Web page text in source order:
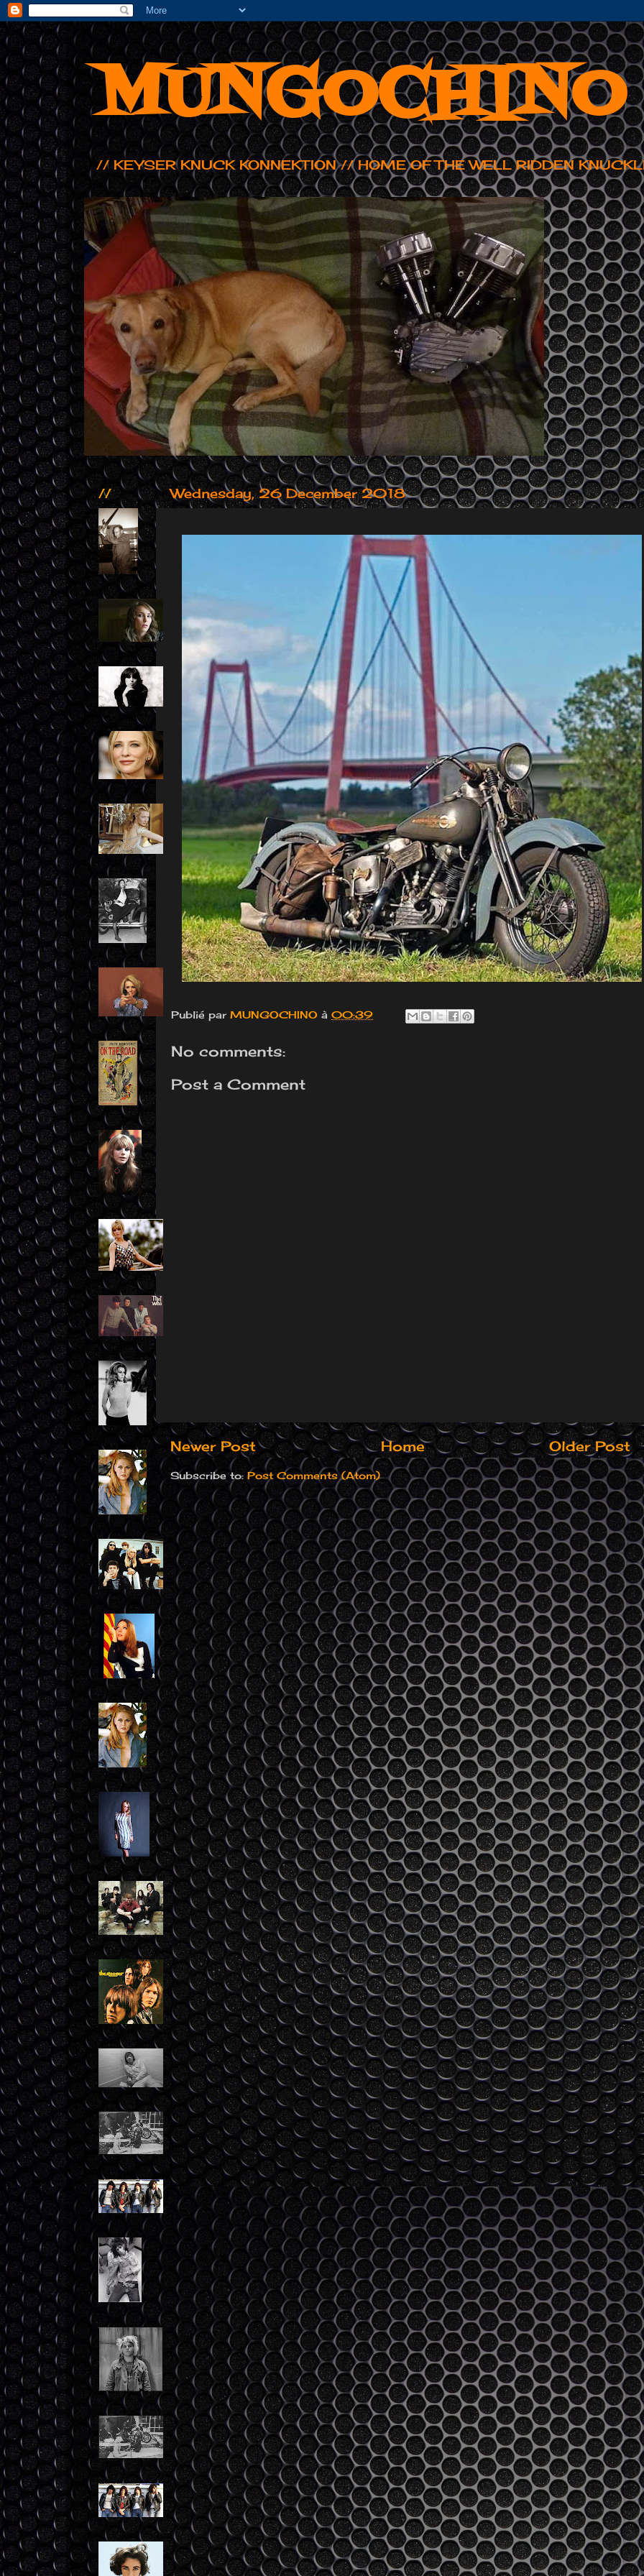
MUNGOCHINO
// KEYSER KNUCK KONNEKTION // HOME OF THE WELL RIDDEN
Wednesday, 26 December 2018
Publié par MUNGOCHINO à 00:39
No comments:
Post a Comment
Newer Post Older Post
Home
Subscribe to: Post Comments (Atom)
//